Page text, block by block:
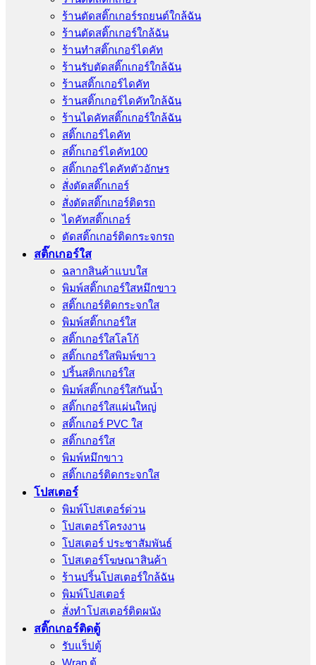
ร้านตัดสติ๊กเกอร์รถยนต์ใกล้ฉัน
ร้านตัดสติ๊กเกอร์ใกล้ฉัน
ร้านทําสติ๊กเกอร์ไดคัท
ร้านรับตัดสติ๊กเกอร์ใกล้ฉัน
ร้านสติ๊กเกอร์ไดคัท
ร้านสติ๊กเกอร์ไดคัทใกล้ฉัน
ร้านไดคัทสติ๊กเกอร์ใกล้ฉัน
สติ๊กเกอร์ไดคัท
สติ๊กเกอร์ไดคัท100
สติ๊กเกอร์ไดคัทตัวอักษร
สั่งตัดสติ๊กเกอร์
สั่งตัดสติ๊กเกอร์ติดรถ
ไดคัทสติ๊กเกอร์
ตัดสติ๊กเกอร์ติดกระจกรถ
สติ๊กเกอร์ใส
ฉลากสินค้าแบบใส
พิมพ์สติ๊กเกอร์ใสหมึกขาว
สติ๊กเกอร์ติดกระจกใส
พิมพ์สติ๊กเกอร์ใส
สติ๊กเกอร์ใสโลโก้
สติ๊กเกอร์ใสพิมพ์ขาว
ปริ้นสติกเกอร์ใส
พิมพ์สติ๊กเกอร์ใสกันน้ำ
สติ๊กเกอร์ใสแผ่นใหญ่
สติ๊กเกอร์ PVC ใส
สติ๊กเกอร์ใส
พิมพ์หมึกขาว
สติ๊กเกอร์ติดกระจกใส
โปสเตอร์
พิมพ์โปสเตอร์ด่วน
โปสเตอร์โครงงาน
โปสเตอร์ ประชาสัมพันธ์
โปสเตอร์โฆษณาสินค้า
ร้านปริ้นโปสเตอร์ใกล้ฉัน
พิมพ์โปสเตอร์
สั่งทําโปสเตอร์ติดผนัง
สติ๊กเกอร์ติดตู้
รับแร็ปตู้
Wrap ตู้